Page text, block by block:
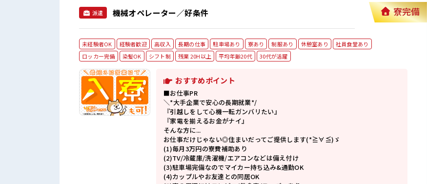
派遣 機械オペレーター／好条件 寮完備
未経験者OK 経験者歓迎 高収入 長期の仕事 駐車場あり 寮あり 制服あり 休憩室あり
社員食堂あり
ロッカー完備
染髪OK シフト制 残業 20H以上 平均年齢20代 30代が活躍
おすすめポイント
■お仕事PR
＼*大手企業で安心の長期就業*/
『引越しをして心機一転ガンバリたい』
『家電を揃えるお金がナイ』
そんな方に...
お仕事だけじゃない◎住まいだってご提供します(*≧∀≦)ゞ
(1)毎月3万円の寮費補助あり
(2)TV/冷蔵庫/洗濯機/エアコンなどは備え付け
(3)駐車場完備なのでマイカー持ち込み&通勤OK
(4)カップルやお友達との同居OK